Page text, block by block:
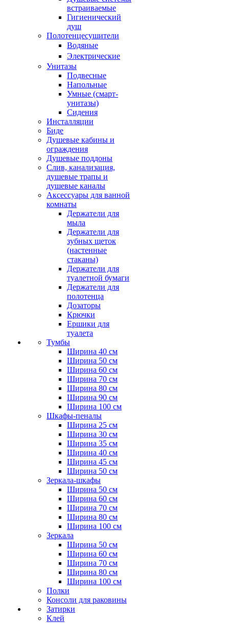
встраиваемые
Гигиенический
душ
Полотенцесушители
ㅤВодяные
ㅤЭлектрические
Унитазы
Подвесные
Напольные
Умные (смарт-
унитазы)
Сидения
Инсталляции
Биде
Душевые кабины и
ограждения
Душевые поддоны
Слив, канализация,
душевые трапы и
душевые каналы
Аксессуары для ванной
комнаты
Держатели для
мыла
Держатели для
зубных щеток
(настенные
стаканы)
Держатели для
туалетной бумаги
Держатели для
полотенца
Дозаторы
Крючки
Ершики для
туалета
Тумбы
Ширина 40 см
Ширина 50 см
Ширина 60 см
Ширина 70 см
Ширина 80 см
Ширина 90 см
Ширина 100 см
Шкафы-пеналы
Ширина 25 см
Ширина 30 см
Ширина 35 см
Ширина 40 см
Ширина 45 см
Ширина 50 см
Зеркала-шкафы
Ширина 50 см
Ширина 60 см
Ширина 70 см
Ширина 80 см
Ширина 100 см
Зеркала
Ширина 50 см
Ширина 60 см
Ширина 70 см
Ширина 80 см
Ширина 100 см
Полки
Консоли для раковины
Затирки
Клей